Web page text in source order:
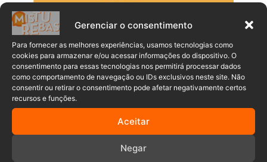
Gerenciar o consentimento
Para fornecer as melhores experiências, usamos tecnologias como
cookies para armazenar e/ou acessar informações do dispositivo. O
consentimento para essas tecnologias nos permitirá processar dados
como comportamento de navegação ou IDs exclusivos neste site. Não
consentir ou retirar o consentimento pode afetar negativamente certos
recursos e funções.
Aceitar
Negar